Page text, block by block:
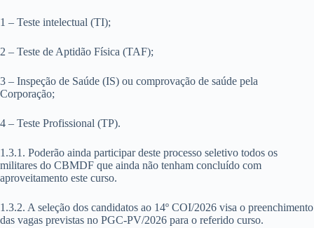
1 – Teste intelectual (TI);
2 – Teste de Aptidão Física (TAF);
3 – Inspeção de Saúde (IS) ou comprovação de saúde pela
Corporação;
4 – Teste Profissional (TP).
1.3.1. Poderão ainda participar deste processo seletivo todos os
militares do CBMDF que ainda não tenham concluído com
aproveitamento este curso.
1.3.2. A seleção dos candidatos ao 14º COI/2026 visa o preenchimento
das vagas previstas no PGC-PV/2026 para o referido curso.